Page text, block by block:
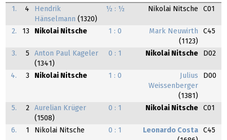
1.
4
Hendrik
Hänselmann (1320)
½ : ½ Nikolai Nitsche C01
2. 13 Nikolai Nitsche 1 : 0
Mark Neuwirth
(1123)
C45
3. 5
Anton Paul Kageler
(1341)
0 : 1 Nikolai Nitsche D02
4. 3 Nikolai Nitsche 1 : 0
Julius
Weissenberger
(1381)
D00
5. 2
Aurelian Krüger
(1508)
0 : 1 Nikolai Nitsche C01
6. 1 Nikolai Nitsche 0 : 1
Leonardo Costa
C45